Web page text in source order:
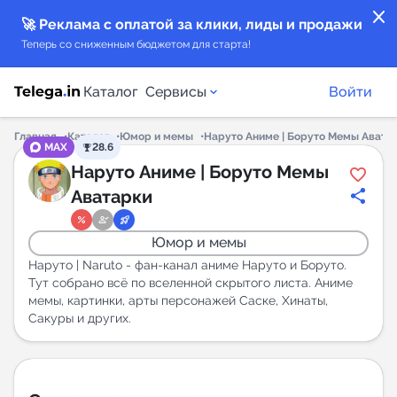
close
🚀 Реклама с оплатой за клики, лиды и продажи
Теперь со сниженным бюджетом для старта!
Каталог Сервисы
Каталог каналов
Каталог ботов
Горящие предложения
Индекс читаемости каналов в Telegram
New
Войти
Главная Каталог Юмор и мемы
Наруто Аниме | Боруто Мемы
MAX
28.6
Наруто Аниме | Боруто Мемы
Аватарки
Юмор и мемы
Наруто | Naruto - фан-канал аниме Наруто и Боруто.
Тут собрано всё по вселенной скрытого листа. Аниме
мемы, картинки, арты персонажей Саске, Хинаты,
Сакуры и других.